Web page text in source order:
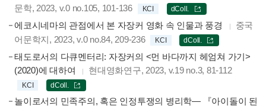
문학, 2023, v.0 no.105, 101-136
KCI dColl.
에코시네마의 관점에서 본 자장커 영화 속 인물과 풍경
중국
어문학지, 2023, v.0 no.84, 209-236
KCI dColl.
태도로서의 다큐멘터리: 자장커의 <먼 바다까지 헤엄쳐 가기>
(2020)에 대하여
현대영화연구, 2023, v.19 no.3, 81-112
KCI dColl.
놀이로서의 민족주의, 혹은 인정투쟁의 병리학— 『아이돌이 된